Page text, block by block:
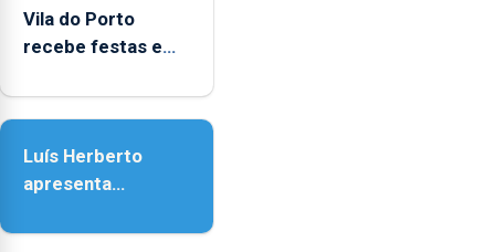
entre
as
e
as
18h00.
Vila do Porto
recebe festas em
Senhora da
Luís Herberto
apresenta
Paisagem’